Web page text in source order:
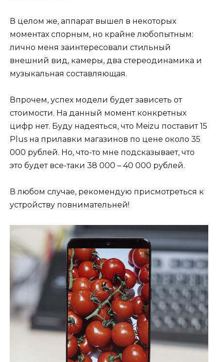
В целом же, аппарат вышел в некоторых
моментах спорным, но крайне любопытным:
лично меня заинтересовали стильный
внешний вид, камеры, два стереодинамика и
музыкальная составляющая.
Впрочем, успех модели будет зависеть от
стоимости. На данный момент конкретных
цифр нет. Буду надеяться, что Meizu поставит 15
Plus на прилавки магазинов по цене около 35
000 рублей. Но, что-то мне подсказывает, что
это будет все-таки 38 000 – 40 000 рублей.
В любом случае, рекомендую присмотреться к
устройству повнимательней!